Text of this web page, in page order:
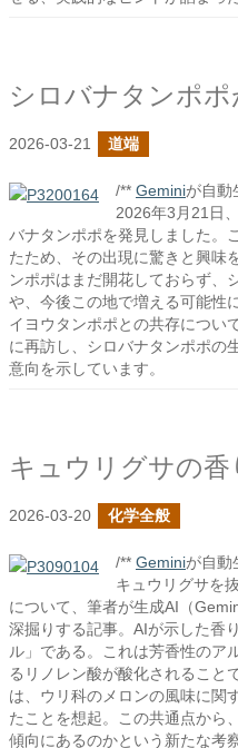
シロバナタンポ
2026-03-21 道端
/** Geminiが自動
2026年3月21日
バナタンポポを発見しました。
たため、その出現に驚きと興味
ンポポはまだ開花しておらず、
や、今後この地で増える可能性
イヨウタンポポとの共存につい
に再訪し、シロバナタンポポの
意向を示しています。
2026-03-20 化学全般
/** Geminiが自動
キュウリグサを
について、筆者が生成AI（
深掘りする記事。AIが示した香
ル」である。これは芳香性のア
るリノレン酸が酸化されること
は、ウリ科のメロンの風味に関
たことを想起。この共通点から
傾向にあるのかという新たな考